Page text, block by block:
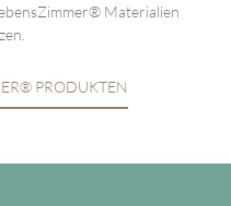
Materialien
PRODUKTEN